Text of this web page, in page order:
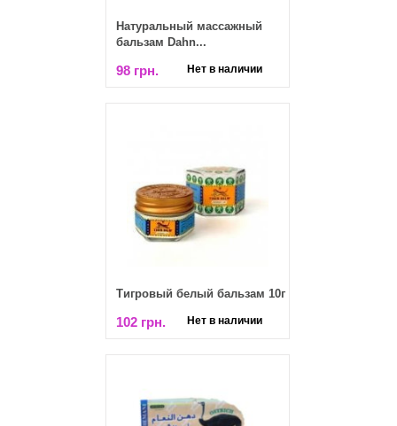
Натуральный массажный
бальзам Dahn...
98 грн. Нет в наличии
Тигровый белый бальзам 10г
102 грн. Нет в наличии